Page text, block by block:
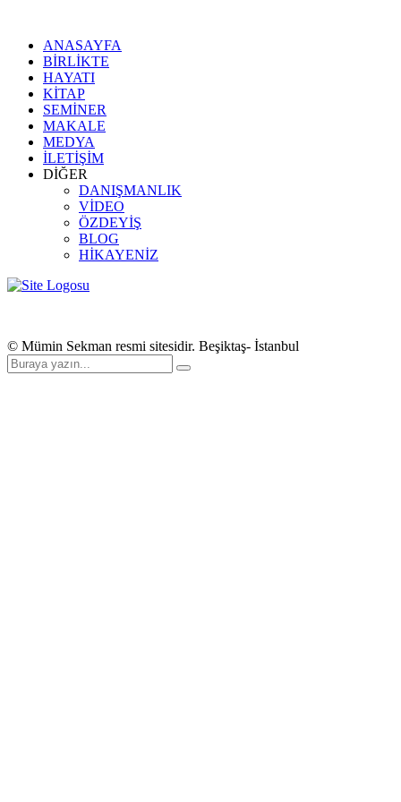
ANASAYFA
BİRLİKTE
HAYATI
KİTAP
SEMİNER
MAKALE
MEDYA
İLETİŞİM
DİĞER
DANIŞMANLIK
VİDEO
ÖZDEYİŞ
BLOG
HİKAYENİZ
© Mümin Sekman resmi sitesidir. Beşiktaş- İstanbul